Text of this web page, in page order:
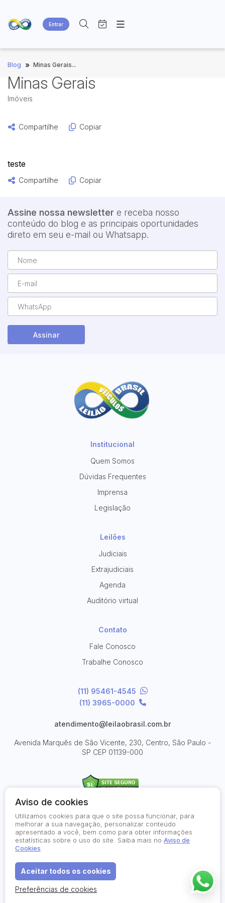
Entrar
Criar conta Entrar
Site
Agenda
Quem Somos
Contato
Busca por palavra-chave
Categoria
Estados
Bairro
R$ até R$
Home
Quem Somos
Eventos
Blog » Minas Gerais...
Minas Gerais
Imóveis
Compartilhe Copiar
teste
Compartilhe Copiar
Assine nossa newsletter e receba nosso
conteúdo do blog e as principais oportunidades
direto em seu e-mail ou Whatsapp.
Assinar
Institucional
Quem Somos
Dúvidas Frequentes
Imprensa
Legislação
Leilões
Judiciais
Extrajudiciais
Agenda
Auditório virtual
Contato
Fale Conosco
Trabalhe Conosco
(11) 95461-4545
(11) 3965-0000
atendimento@leilaobrasil.com.br
Avenida Marquês de São Vicente, 230, Centro, São Paulo -
SP CEP 01139-000
© 2026-present - Todos os direitos reservados
Política de Privacidade
Termos de Uso
Aviso de cookies
Utilizamos cookies para que o site possa funcionar, para
melhorar a sua navegação, personalizar conteúdo
apresentado a você, bem como para obter informações
estatísticas sobre o uso do site. Saiba mais no Aviso de
Cookies
Aceitar todos os cookies
Preferências de cookies